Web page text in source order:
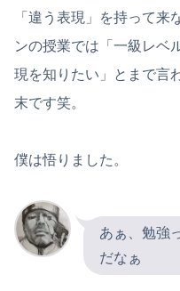
「違う表現」を持って来
ンの授業では「一級レベ
現を知りたい」とまで言
末です笑。
僕は悟りました。
あぁ、勉強
だなぁ